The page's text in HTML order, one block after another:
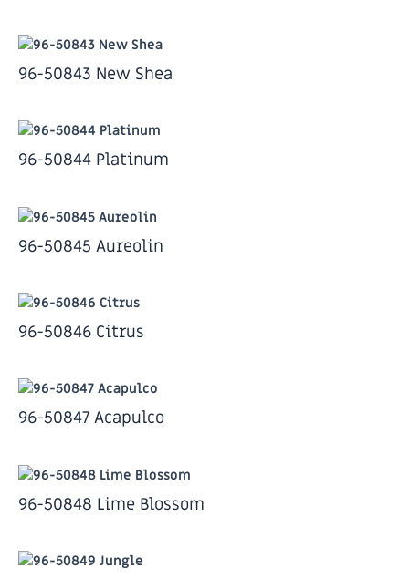
96-50843 New Shea
96-50844 Platinum
96-50845 Aureolin
96-50846 Citrus
96-50847 Acapulco
96-50848 Lime Blossom